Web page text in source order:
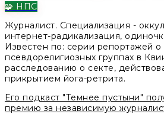
🧩 НПС
Журналист. Специализация -
интернет-радикализация,
Известен по: серии репортажей
псевдорелигиозных группах в
расследованию о секте,
прикрытием йога-ретрита.
Его подкаст "Темнее пустыни"
премию за независимую